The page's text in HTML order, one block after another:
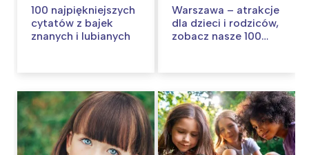
100 najpiękniejszych
cytatów z bajek
znanych i lubianych
Warszawa – atrakcje
dla dzieci i rodziców,
zobacz nasze 100